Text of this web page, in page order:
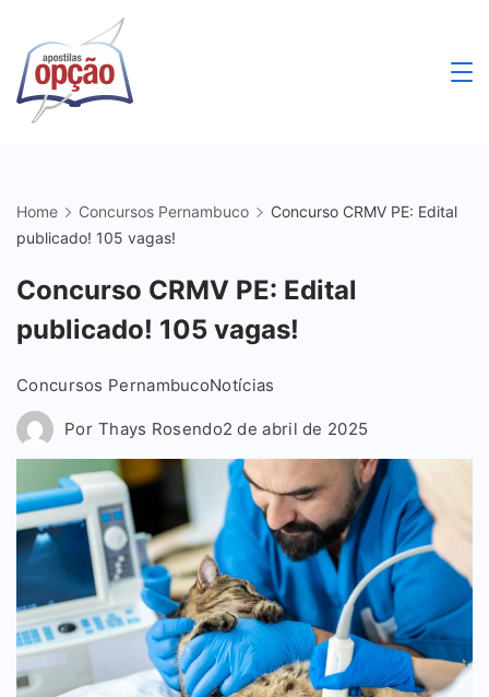
content
Home Concursos Pernambuco
Concurso CRMV PE: Edital
publicado! 105 vagas!
Concurso CRMV PE: Edital
publicado! 105 vagas!
Concursos PernambucoNotícias
Por Thays Rosendo2 de abril de 2025